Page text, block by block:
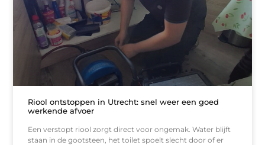
Riool ontstoppen in Utrecht: snel weer een goed
werkende afvoer
Een verstopt riool zorgt direct voor ongemak. Water blijft
staan in de gootsteen, het toilet spoelt slecht door of er